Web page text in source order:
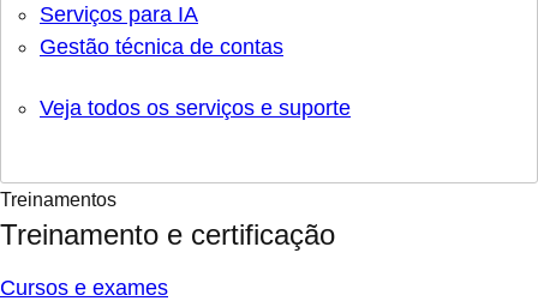
Serviços para IA
Gestão técnica de contas
Veja todos os serviços e suporte
Treinamentos
Treinamento e certificação
Cursos e exames